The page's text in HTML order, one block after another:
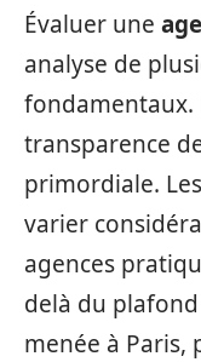
Évaluer une
analyse de
fondamentaux.
transparence
primordiale.
varier
agences
delà du
menée à Paris,